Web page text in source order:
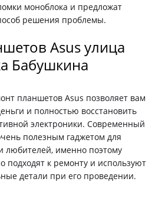
моноблока и предложат
решения проблемы.
Asus улица
Бабушкина
планшетов Asus позволяет вам
и полностью восстановить
электроники. Современный
полезным гаджетом для
любителей, именно поэтому
подходят к ремонту и используют
детали при его проведении.